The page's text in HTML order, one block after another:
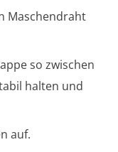
Maschendraht
so zwischen
halten und
auf.